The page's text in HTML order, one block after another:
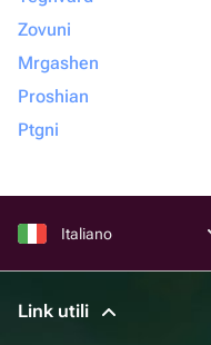
Zovuni
Mrgashen
Proshian
Ptgni
Italiano
Link utili